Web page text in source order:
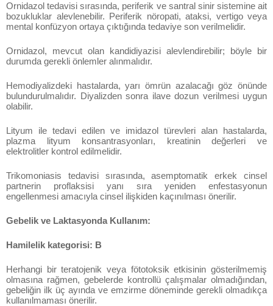
Ornidazol tedavisi sırasında, periferik ve santral sinir sistemine ait
bozukluklar alevlenebilir. Periferik nöropati, ataksi, vertigo veya
mental konfüzyon ortaya çıktığında tedaviye son verilmelidir.
Ornidazol, mevcut olan kandidiyazisi alevlendirebilir; böyle bir
durumda gerekli önlemler alınmalıdır.
Hemodiyalizdeki hastalarda, yarı ömrün azalacağı göz önünde
bulundurulmalıdır. Diyalizden sonra ilave dozun verilmesi uygun
olabilir.
Lityum ile tedavi edilen ve imidazol türevleri alan hastalarda,
plazma lityum konsantrasyonları, kreatinin değerleri ve
elektrolitler kontrol edilmelidir.
Trikomoniasis tedavisi sırasında, asemptomatik erkek cinsel
partnerin proflaksisi yanı sıra yeniden enfestasyonun
engellenmesi amacıyla cinsel ilişkiden kaçınılması önerilir.
Gebelik ve Laktasyonda Kullanım:
Hamilelik kategorisi: B
Herhangi bir teratojenik veya fötotoksik etkisinin gösterilmemiş
olmasına rağmen, gebelerde kontrollü çalışmalar olmadığından,
gebeliğin ilk üç ayında ve emzirme döneminde gerekli olmadıkça
kullanılmaması önerilir.